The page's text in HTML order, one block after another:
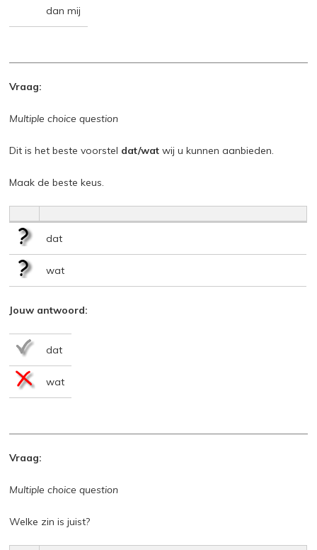
dan mij
Vraag:
Multiple choice question
Dit is het beste voorstel dat/wat wij u kunnen aanbieden.
Maak de beste keus.
dat
wat
Jouw antwoord:
dat
wat
Vraag:
Multiple choice question
Welke zin is juist?